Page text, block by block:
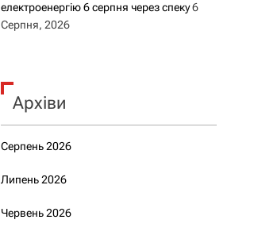
електроенергію 6 серпня через спеку 6
Серпня, 2026
Архіви
Серпень 2026
Липень 2026
Червень 2026